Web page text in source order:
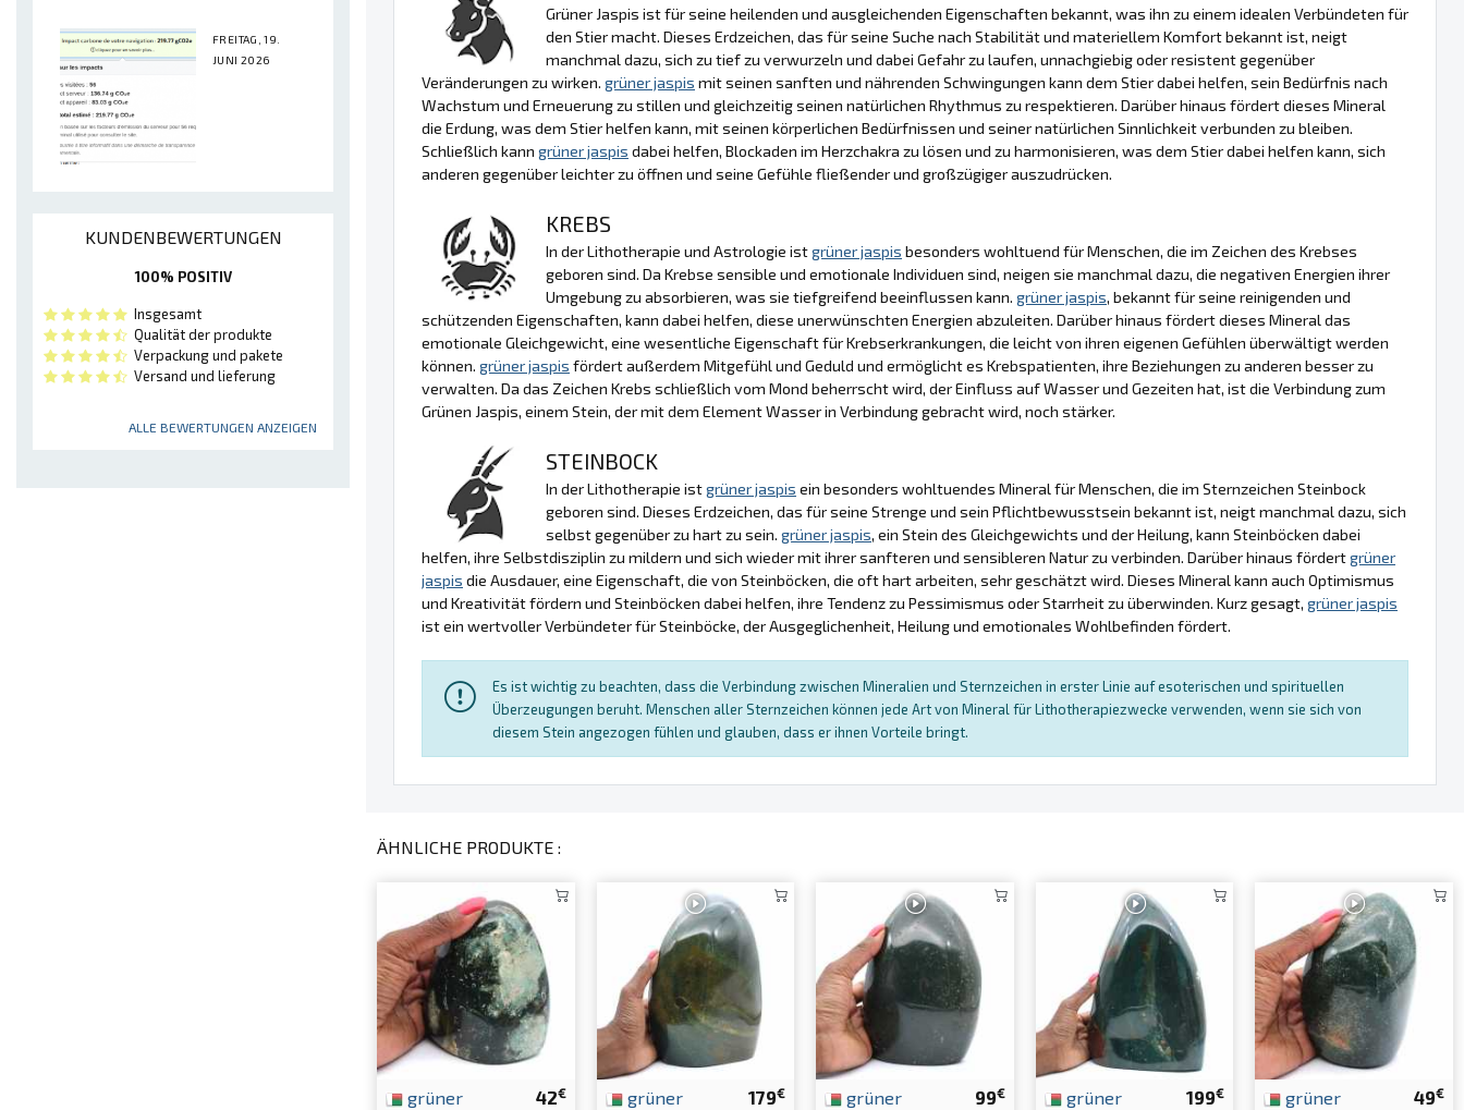
FREITAG, 19.
JUNI 2026
KUNDENBEWERTUNGEN
100% POSITIV
Insgesamt
Qualität der produkte
Verpackung und pakete
Versand und lieferung
ALLE BEWERTUNGEN ANZEIGEN
Grüner Jaspis ist für seine heilenden und ausgleichenden Eigenschaften bekannt, was ihn zu einem idealen Verbündeten für
den Stier macht. Dieses Erdzeichen, das für seine Suche nach Stabilität und materiellem Komfort bekannt ist, neigt
manchmal dazu, sich zu tief zu verwurzeln und dabei Gefahr zu laufen, unnachgiebig oder resistent gegenüber
Veränderungen zu wirken. grüner jaspis mit seinen sanften und nährenden Schwingungen kann dem Stier dabei helfen, sein Bedürfnis nach
Wachstum und Erneuerung zu stillen und gleichzeitig seinen natürlichen Rhythmus zu respektieren. Darüber hinaus fördert dieses Mineral
die Erdung, was dem Stier helfen kann, mit seinen körperlichen Bedürfnissen und seiner natürlichen Sinnlichkeit verbunden zu bleiben.
Schließlich kann grüner jaspis dabei helfen, Blockaden im Herzchakra zu lösen und zu harmonisieren, was dem Stier dabei helfen kann, sich
anderen gegenüber leichter zu öffnen und seine Gefühle fließender und großzügiger auszudrücken.
KREBS
In der Lithotherapie und Astrologie istgrüner jaspis besonders wohltuend für Menschen, die im Zeichen des Krebses
geboren sind. Da Krebse sensible und emotionale Individuen sind, neigen sie manchmal dazu, die negativen Energien ihrer
Umgebung zu absorbieren, was sie tiefgreifend beeinflussen kann. grüner jaspis, bekannt für seine reinigenden und
schützenden Eigenschaften, kann dabei helfen, diese unerwünschten Energien abzuleiten. Darüber hinaus fördert dieses Mineral das
emotionale Gleichgewicht, eine wesentliche Eigenschaft für Krebserkrankungen, die leicht von ihren eigenen Gefühlen überwältigt werden
können. grüner jaspis fördert außerdem Mitgefühl und Geduld und ermöglicht es Krebspatienten, ihre Beziehungen zu anderen besser zu
verwalten. Da das Zeichen Krebs schließlich vom Mond beherrscht wird, der Einfluss auf Wasser und Gezeiten hat, ist die Verbindung zum
Grünen Jaspis, einem Stein, der mit dem Element Wasser in Verbindung gebracht wird, noch stärker.
STEINBOCK
In der Lithotherapie istgrüner jaspis ein besonders wohltuendes Mineral für Menschen, die im Sternzeichen Steinbock
geboren sind. Dieses Erdzeichen, das für seine Strenge und sein Pflichtbewusstsein bekannt ist, neigt manchmal dazu, sich
selbst gegenüber zu hart zu sein. grüner jaspis, ein Stein des Gleichgewichts und der Heilung, kann Steinböcken dabei
helfen, ihre Selbstdisziplin zu mildern und sich wieder mit ihrer sanfteren und sensibleren Natur zu verbinden. Darüber hinaus fördertgrüner
jaspis die Ausdauer, eine Eigenschaft, die von Steinböcken, die oft hart arbeiten, sehr geschätzt wird. Dieses Mineral kann auch Optimismus
und Kreativität fördern und Steinböcken dabei helfen, ihre Tendenz zu Pessimismus oder Starrheit zu überwinden. Kurz gesagt, grüner jaspis
ist ein wertvoller Verbündeter für Steinböcke, der Ausgeglichenheit, Heilung und emotionales Wohlbefinden fördert.
Es ist wichtig zu beachten, dass die Verbindung zwischen Mineralien und Sternzeichen in erster Linie auf esoterischen und spirituellen
Überzeugungen beruht. Menschen aller Sternzeichen können jede Art von Mineral für Lithotherapiezwecke verwenden, wenn sie sich von
diesem Stein angezogen fühlen und glauben, dass er ihnen Vorteile bringt.
ÄHNLICHE PRODUKTE :
42€
grüner 179€
grüner 99€
grüner 199€
grüner 49€
grüner